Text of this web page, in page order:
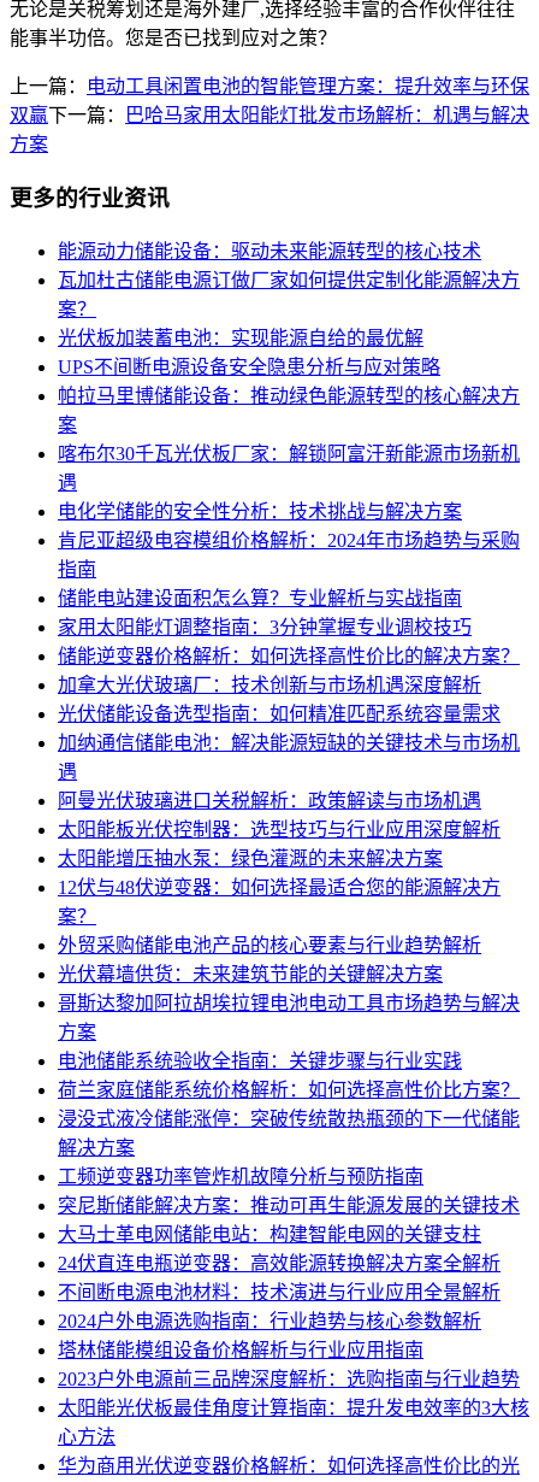
无论是关税筹划还是海外建厂,选择经验丰富的合作伙伴往往
能事半功倍。您是否已找到应对之策？
上一篇：
电动工具闲置电池的智能管理方案：提升效率与环保
双赢下一篇：
巴哈马家用太阳能灯批发市场解析：机遇与解决
方案
更多的行业资讯
能源动力储能设备：驱动未来能源转型的核心技术
瓦加杜古储能电源订做厂家如何提供定制化能源解决方
案？
光伏板加装蓄电池：实现能源自给的最优解
UPS不间断电源设备安全隐患分析与应对策略
帕拉马里博储能设备：推动绿色能源转型的核心解决方
案
喀布尔30千瓦光伏板厂家：解锁阿富汗新能源市场新机
遇
电化学储能的安全性分析：技术挑战与解决方案
肯尼亚超级电容模组价格解析：2024年市场趋势与采购
指南
储能电站建设面积怎么算？专业解析与实战指南
家用太阳能灯调整指南：3分钟掌握专业调校技巧
储能逆变器价格解析：如何选择高性价比的解决方案？
加拿大光伏玻璃厂：技术创新与市场机遇深度解析
光伏储能设备选型指南：如何精准匹配系统容量需求
加纳通信储能电池：解决能源短缺的关键技术与市场机
遇
阿曼光伏玻璃进口关税解析：政策解读与市场机遇
太阳能板光伏控制器：选型技巧与行业应用深度解析
太阳能增压抽水泵：绿色灌溉的未来解决方案
12伏与48伏逆变器：如何选择最适合您的能源解决方
案？
外贸采购储能电池产品的核心要素与行业趋势解析
光伏幕墙供货：未来建筑节能的关键解决方案
哥斯达黎加阿拉胡埃拉锂电池电动工具市场趋势与解决
方案
电池储能系统验收全指南：关键步骤与行业实践
荷兰家庭储能系统价格解析：如何选择高性价比方案？
浸没式液冷储能涨停：突破传统散热瓶颈的下一代储能
解决方案
工频逆变器功率管炸机故障分析与预防指南
突尼斯储能解决方案：推动可再生能源发展的关键技术
大马士革电网储能电站：构建智能电网的关键支柱
24伏直连电瓶逆变器：高效能源转换解决方案全解析
不间断电源电池材料：技术演进与行业应用全景解析
2024户外电源选购指南：行业趋势与核心参数解析
塔林储能模组设备价格解析与行业应用指南
2023户外电源前三品牌深度解析：选购指南与行业趋势
太阳能光伏板最佳角度计算指南：提升发电效率的3大核
心方法
华为商用光伏逆变器价格解析：如何选择高性价比的光